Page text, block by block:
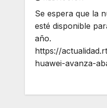
Se espera que la
esté disponible
año.
https://
huawei-avanza-